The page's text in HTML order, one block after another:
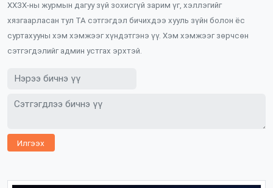
ХХЗХ-ны журмын дагуу зүй зохисгүй зарим үг, хэллэгийг
хязгаарласан тул ТА сэтгэгдэл бичихдээ хууль зүйн болон ёс
суртахууны хэм хэмжээг хүндэтгэнэ үү. Хэм хэмжээг зөрчсөн
сэтгэгдэлийг админ устгах эрхтэй.
Илгээх